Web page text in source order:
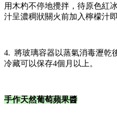
用木杓不停地攪拌，待原色紅
汁呈濃稠狀關火前加入檸檬汁即
4. 將玻璃容器以蒸氣消毒瀝乾
冷藏可以保存4個月以上。
手作天然葡萄蘋果醬